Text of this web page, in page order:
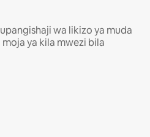
wa likizo ya muda
ya kila mwezi bila